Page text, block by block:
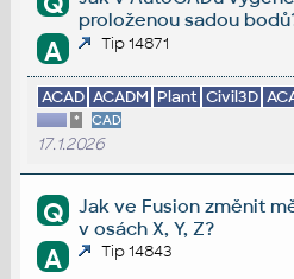
proloženou sadou
A Tip 14871
ACAD ACADM Plant Civil3D
* CAD
17.1.2026
Q
Jak ve Fusion změnit
v osách X, Y, Z?
A Tip 14843